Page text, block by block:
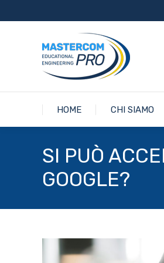
HOME CHI SIAMO
SI PUÒ
GOOGLE?